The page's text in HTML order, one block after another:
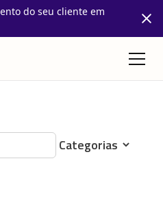
do seu cliente em